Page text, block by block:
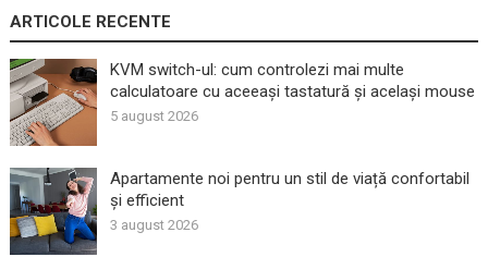
ARTICOLE RECENTE
KVM switch-ul: cum controlezi mai multe
calculatoare cu aceeași tastatură și același mouse
5 august 2026
Apartamente noi pentru un stil de viață confortabil
și efficient
3 august 2026